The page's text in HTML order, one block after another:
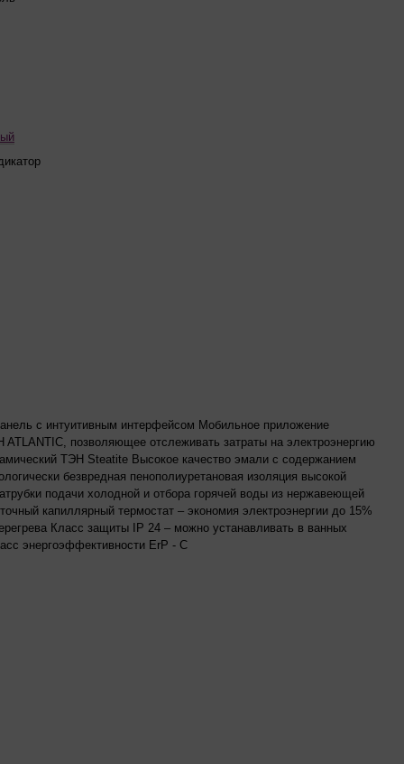
с интуитивным интерфейсом Мобильное приложение
ATLANTIC, позволяющее отслеживать затраты на электроэнергию
ТЭН Steatite Высокое качество эмали с содержанием
безвредная пенополиуретановая изоляция высокой
подачи холодной и отбора горячей воды из нержавеющей
капиллярный термостат – экономия электроэнергии до 15%
Класс защиты IP 24 – можно устанавливать в ванных
энергоэффективности ErP - С